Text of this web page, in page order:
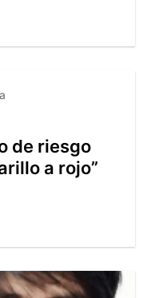
de riesgo
a rojo”